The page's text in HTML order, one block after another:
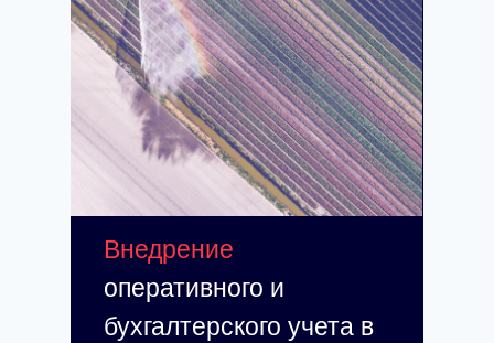
Внедрение
оперативного и
бухгалтерского учета в